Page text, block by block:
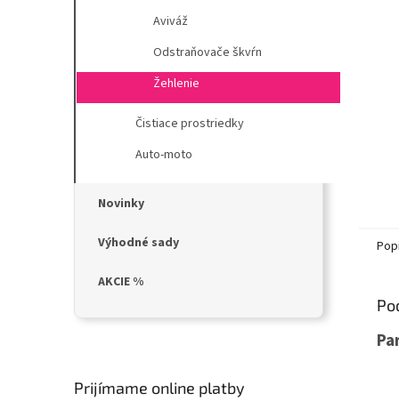
Aviváž
Odstraňovače škvŕn
Žehlenie
Čistiace prostriedky
Auto-moto
Novinky
Výhodné sady
AKCIE %
Prijímame online platby